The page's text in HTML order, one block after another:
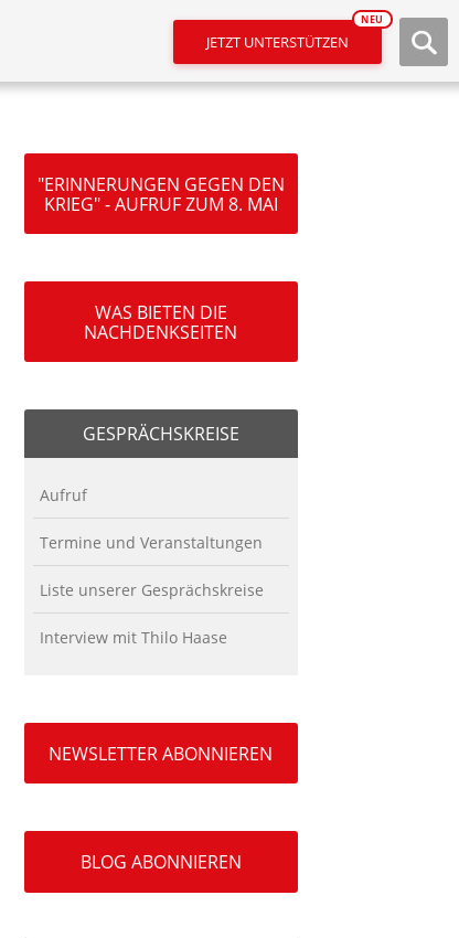
JETZT UNTERSTÜTZEN
NEU
"ERINNERUNGEN GEGEN DEN
KRIEG" - AUFRUF ZUM 8. MAI
WAS BIETEN DIE
NACHDENKSEITEN
GESPRÄCHSKREISE
Aufruf
Termine und Veranstaltungen
Liste unserer Gesprächskreise
Interview mit Thilo Haase
NEWSLETTER ABONNIEREN
BLOG ABONNIEREN